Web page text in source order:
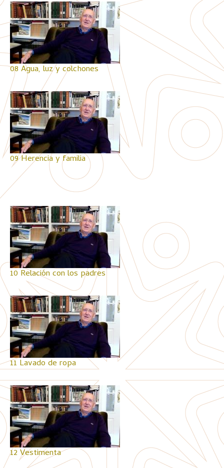
08 Agua, luz y colchones
09 Herencia y familia
10 Relación con los padres
11 Lavado de ropa
12 Vestimenta